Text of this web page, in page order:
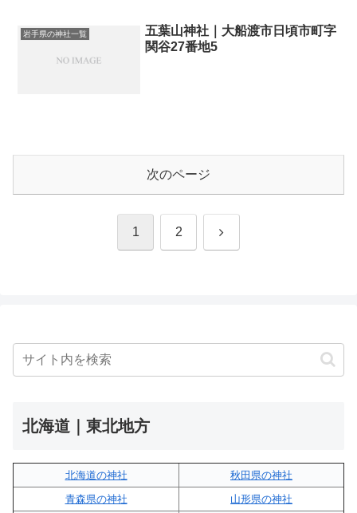
岩手県の神社一覧
五葉山神社｜大船渡市日頃市町字
関谷27番地5
次のページ
1 2 次
北海道｜東北地方
北海道の神社
秋田県の神社
青森県の神社
山形県の神社